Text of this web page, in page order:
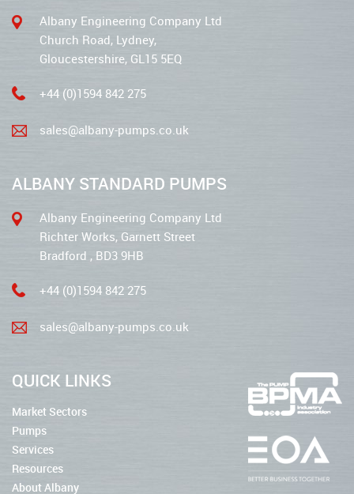
Albany Engineering Company Ltd
Church Road, Lydney,
Gloucestershire, GL15 5EQ
+44 (0)1594 842 275
sales@albany-pumps.co.uk
ALBANY STANDARD PUMPS
Albany Engineering Company Ltd
Richter Works, Garnett Street
Bradford , BD3 9HB
+44 (0)1594 842 275
sales@albany-pumps.co.uk
QUICK LINKS
Market Sectors
Pumps
Services
Resources
About Albany